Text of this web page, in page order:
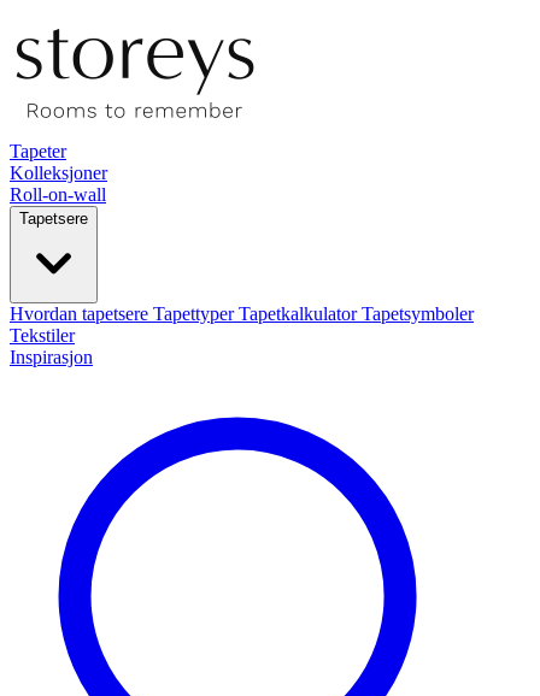
Tapeter
Kolleksjoner
Roll-on-wall
Tapetsere
Hvordan tapetsere TapettyperTapetkalkulatorTapetsymboler
Tekstiler
Inspirasjon